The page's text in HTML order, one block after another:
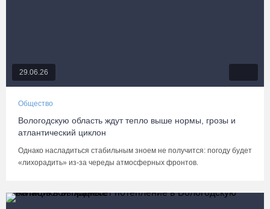
29.06.26
Общество
Вологодскую область ждут тепло выше нормы, грозы и
атлантический циклон
Однако насладиться стабильным зноем не получится: погоду будет
«лихорадить» из-за череды атмосферных фронтов.